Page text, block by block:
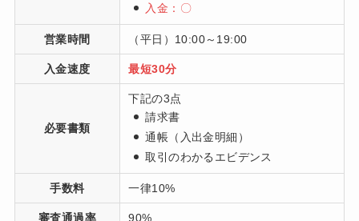
入金：〇
営業時間 （平日）10:00～19:00
入金速度 最短30分
必要書類
下記の3点
請求書
通帳（入出金明細）
取引のわかるエビデンス
手数料 一律10%
審査通過率 90%